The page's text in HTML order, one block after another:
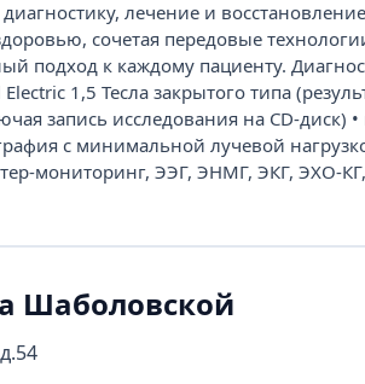
лечение и
сочетая передовые
подход к каждому пациенту.
1,5 Тесла закрытого типа
запись исследования на CD-диск)
с минимальной лучевой
мониторинг, ЭЭГ, ЭНМГ, ЭКГ, ЭХО-
Шаболовской